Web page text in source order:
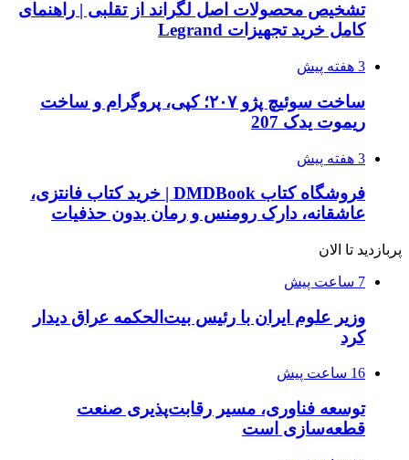
تشخیص محصولات اصل لگراند از تقلبی | راهنمای
کامل خرید تجهیزات Legrand
3 هفته پیش
ساخت سوئیچ پژو ۲۰۷؛ کپی، پروگرام و ساخت
ریموت یدک 207
3 هفته پیش
فروشگاه کتاب DMDBook | خرید کتاب فانتزی،
عاشقانه، دارک رومنس و رمان بدون حذفیات
پربازدید تا الان
7 ساعت پیش
وزیر علوم ایران با رئیس بیت‌الحکمه عراق دیدار
کرد
16 ساعت پیش
توسعه فناوری، مسیر رقابت‌پذیری صنعت
قطعه‌سازی است